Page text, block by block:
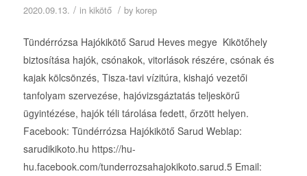
2020.09.13. / in kikötő / by korep
Tündérrózsa Hajókikötő Sarud Heves megye Kikötőhely
biztosítása hajók, csónakok, vitorlások részére, csónak és
kajak kölcsönzés, Tisza-tavi vízitúra, kishajó vezetői
tanfolyam szervezése, hajóvizsgáztatás teljeskörű
ügyintézése, hajók téli tárolása fedett, őrzött helyen.
Facebook: Tündérrózsa Hajókikötő Sarud Weblap:
sarudikikoto.hu https://hu-
hu.facebook.com/tunderrozsahajokikoto.sarud.5 Email: